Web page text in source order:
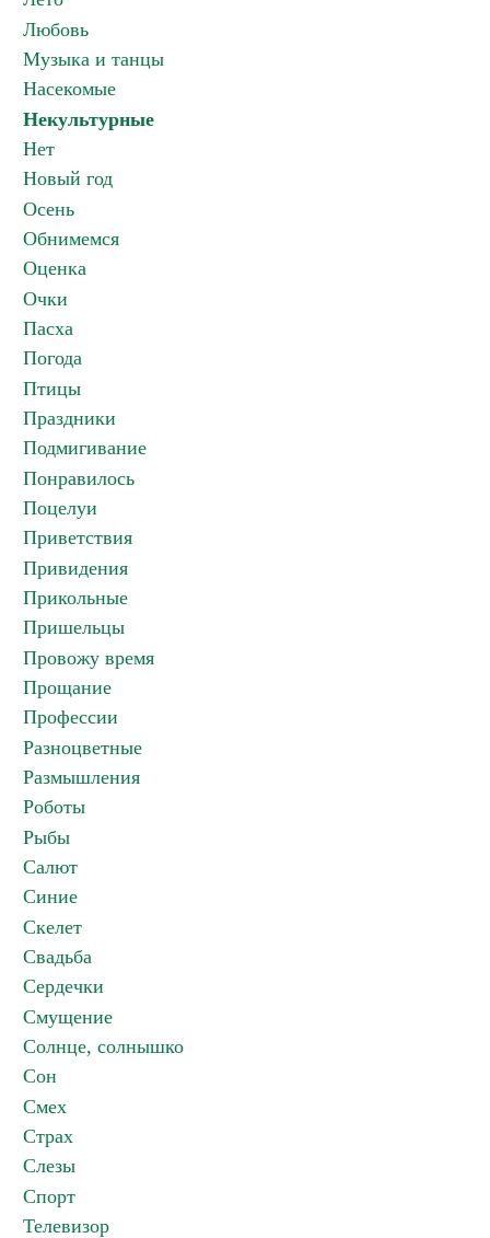
Любовь
Музыка и танцы
Насекомые
Некультурные
Нет
Новый год
Осень
Обнимемся
Оценка
Очки
Пасха
Погода
Птицы
Праздники
Подмигивание
Понравилось
Поцелуи
Приветствия
Привидения
Прикольные
Пришельцы
Провожу время
Прощание
Профессии
Разноцветные
Размышления
Роботы
Рыбы
Салют
Синие
Скелет
Свадьба
Сердечки
Смущение
Солнце, солнышко
Сон
Смех
Страх
Слезы
Спорт
Телевизор